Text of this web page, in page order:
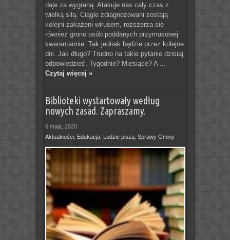
daje za wygraną. Atakuje nas cały czas z
wielką siłą. Ciągle zdiagnozowani zostają
kolejni zakażeni wirusem, rozszerza się
również grono osób poddanych przymusowej
kwarantannie. Tak jednak będzie przez kolejne
dni. Jak długo? Trudno na takie pytanie dzisiaj
odpowiedzieć. Tygodnie? Miesiące? A ...
Czytaj więcej »
Biblioteki wystartowały według
nowych zasad. Zapraszamy.
6 maja, 2020
Aktualności, Edukacja, Ludzie piszą, Sprawy Gminy